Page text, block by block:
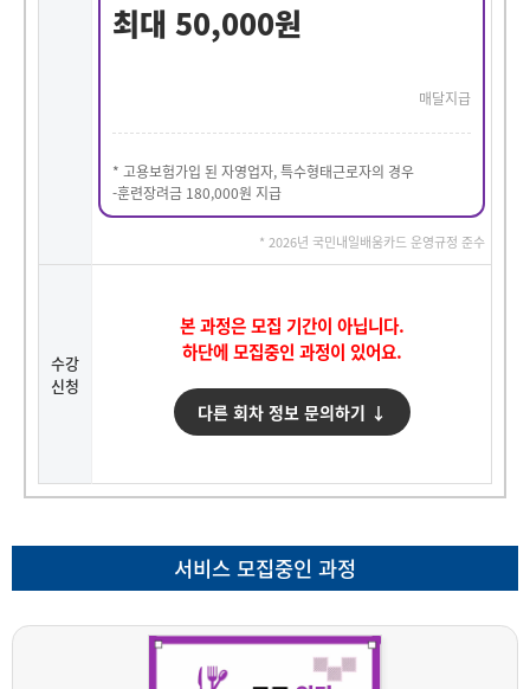
최대 50,000원
매달지급
* 고용보험가입 된 자영업자, 특수형태근로자의 경우
-훈련장려금 180,000원 지급
* 2026년 국민내일배움카드 운영규정 준수
수강
신청
본 과정은 모집 기간이 아닙니다.
하단에 모집중인 과정이 있어요.
다른 회차 정보 문의하기 ↓
서비스 모집중인 과정